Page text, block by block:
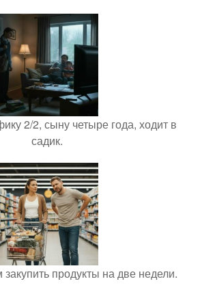
2/2, сыну четыре года, ходит в
садик.
продукты на две недели.